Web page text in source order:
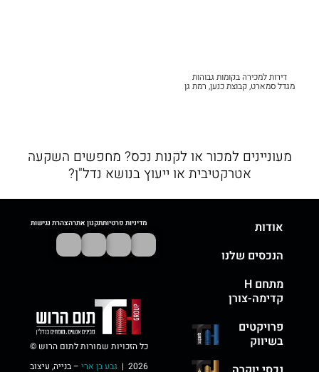
דירות למכירה בקומות גבוהות
מגדל סמארט, קבוצת כנען, רמת גן‎
מעוניינים למכור או לקנות נכס? מחפשים השקעה
אטרקטיבית או ייעוץ בנושא נדל"ן?
אודות
הנכסים שלנו
מתחם H
קדימה-צורן
פרויקטים
בשיווק
מדיניות פרטיותתקנון אתרהצהרת נגישות
כל הזכויות שמורות לתום הרוש ©
2026 |
גבע בן ארי – בנייה, עיצוב